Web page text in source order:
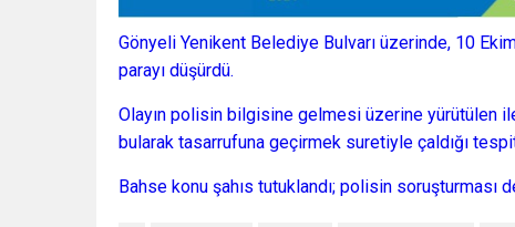
Gönyeli Yenikent Belediye Bulvarı üzerinde, 10
parayı düşürdü.
Olayın polisin bilgisine gelmesi üzerine yürütülen
bularak tasarrufuna geçirmek suretiyle çaldığı
Bahse konu şahıs tutuklandı; polisin soruşturması